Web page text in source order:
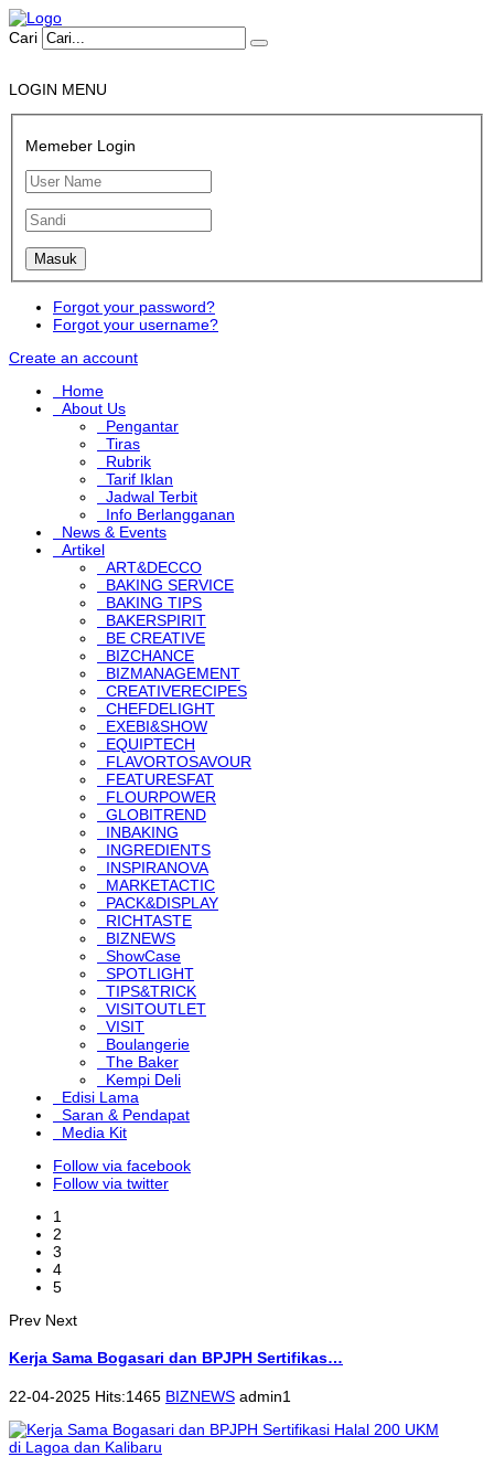
Cari
LOGIN MENU
Memeber Login
Forgot your password?
Forgot your username?
Create an account
Home
About Us
Pengantar
Tiras
Rubrik
Tarif Iklan
Jadwal Terbit
Info Berlangganan
News & Events
Artikel
ART&DECCO
BAKING SERVICE
BAKING TIPS
BAKERSPIRIT
BE CREATIVE
BIZCHANCE
BIZMANAGEMENT
CREATIVERECIPES
CHEFDELIGHT
EXEBI&SHOW
EQUIPTECH
FLAVORTOSAVOUR
FEATURESFAT
FLOURPOWER
GLOBITREND
INBAKING
INGREDIENTS
INSPIRANOVA
MARKETACTIC
PACK&DISPLAY
RICHTASTE
BIZNEWS
ShowCase
SPOTLIGHT
TIPS&TRICK
VISITOUTLET
VISIT
Boulangerie
The Baker
Kempi Deli
Edisi Lama
Saran & Pendapat
Media Kit
Follow via facebook
Follow via twitter
1
2
3
4
5
Prev Next
Kerja Sama Bogasari dan BPJPH Sertifikas…
22-04-2025 Hits:1465 BIZNEWS admin1